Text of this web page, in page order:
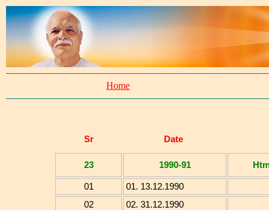
Home
Sr Date
23 1990-91
01
01. 13.12.1990
02
02. 31.12.1990